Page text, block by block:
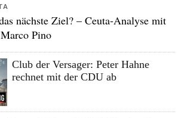
nächste Ziel? – Ceuta-Analyse mit
Pino
Club der Versager: Peter Hahne
rechnet mit der CDU ab